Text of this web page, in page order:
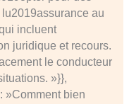
au
incluent
juridique et recours.
le conducteur
»}},
»Comment bien